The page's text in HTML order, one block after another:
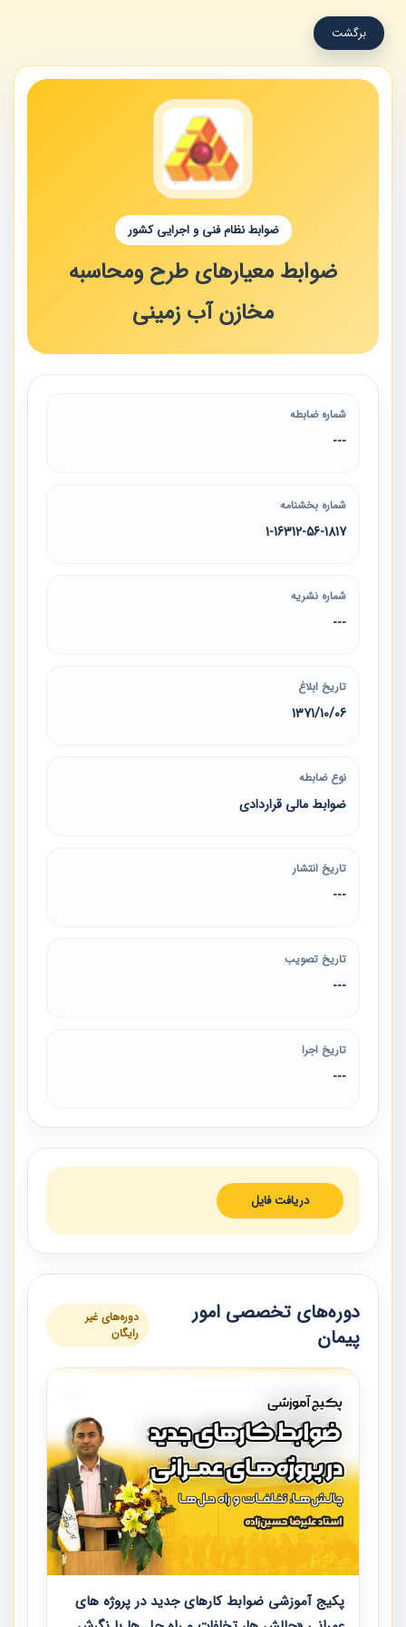
برگشت
ضوابط نظام فنی و اجرایی کشور
ضوابط معیارهای طرح ومحاسبه
مخازن آب زمینی
شماره ضابطه
---
شماره بخشنامه
1-16312-56-1817
شماره نشریه
---
تاریخ ابلاغ
1371/10/06
نوع ضابطه
ضوابط مالی قراردادی
تاریخ انتشار
---
تاریخ تصویب
---
تاریخ اجرا
---
دریافت فایل
دوره‌های تخصصی امور
پیمان
دوره‌های غیر
رایگان
پکیج آموزشی ضوابط کارهای جدید در پروژه های